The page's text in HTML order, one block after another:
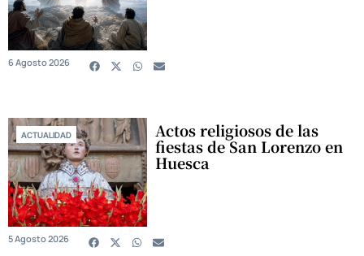
6 Agosto 2026
ACTUALIDAD Actos religiosos de las
fiestas de San Lorenzo en
Huesca
5 Agosto 2026